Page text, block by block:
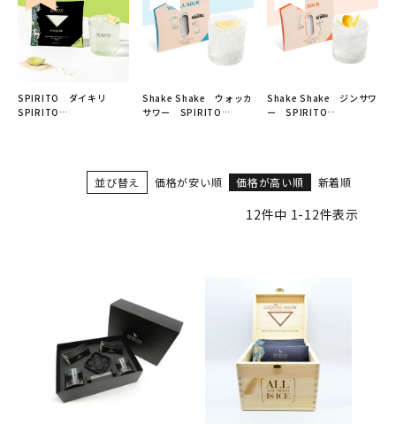
SPIRITO ダイキリ
SPIRITO
Shake Shake ウォッカ
サワー SPIRITO
Shake Shake ジンサワ
ー SPIRITO
並び替え 価格が安い順 価格が高い順 新着順
12件中 1-12件表示